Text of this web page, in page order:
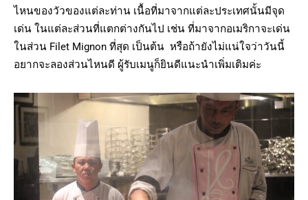
ไหนของวัวของแต่ละท่าน เนื้อที่มาจากแต่ละประเทศนั้นมีจุด
เด่น ในแต่ละส่วนที่แตกต่างกันไป เช่น ที่มาจากอเมริกาจะเด่น
ในส่วน Filet Mignon ที่สุด เป็นต้น หรือถ้ายังไม่แน่ใจว่าวันนี้
อยากจะลองส่วนไหนดี ผู้รับเมนูก็ยินดีแนะนำเพิ่มเติมค่ะ